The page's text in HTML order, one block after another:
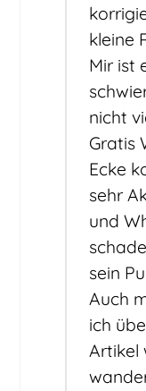
kleine
Mir ist
nicht
Gratis
Ecke
sehr
und
sein
Auch
ich
Artikel